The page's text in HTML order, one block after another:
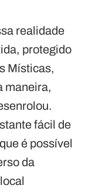
realidade
protegido
Místicas,
maneira,
fácil de
é possível
da